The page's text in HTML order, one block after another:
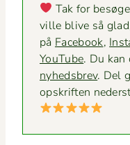
Tak for
ville blive så
på Face­book,
YouTube. Du
nyheds­brev. Del
opskriften